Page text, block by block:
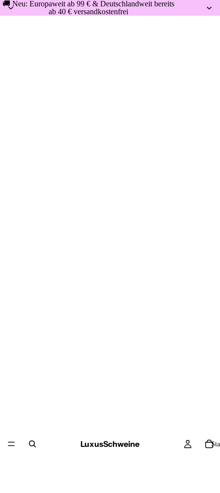
🚚 Neu: Europaweit ab 99 € & Deutschlandweit bereits
ab 40 € versandkostenfrei
LuxusSchweine